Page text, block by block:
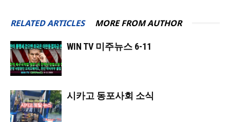
RELATED ARTICLES MORE FROM AUTHOR
WIN TV 미주뉴스 6-11
시카고 동포사회 소식